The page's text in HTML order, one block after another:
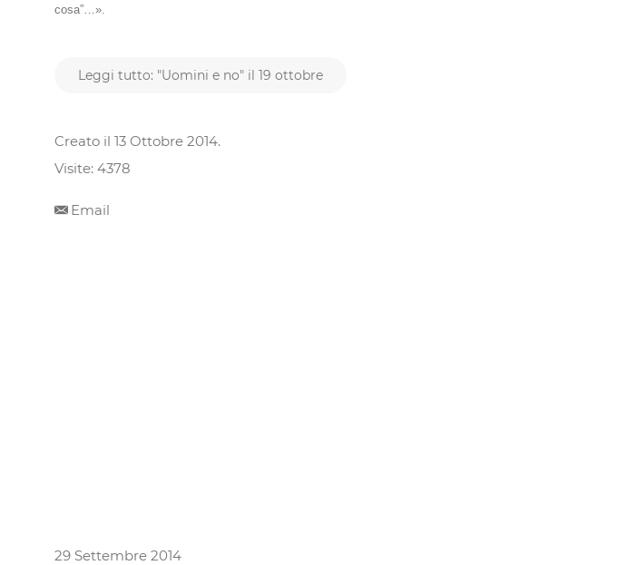
cosa”…».
Leggi tutto: "Uomini e no" il 19 ottobre
Creato il 13 Ottobre 2014.
Visite: 4378
Email
29 Settembre 2014